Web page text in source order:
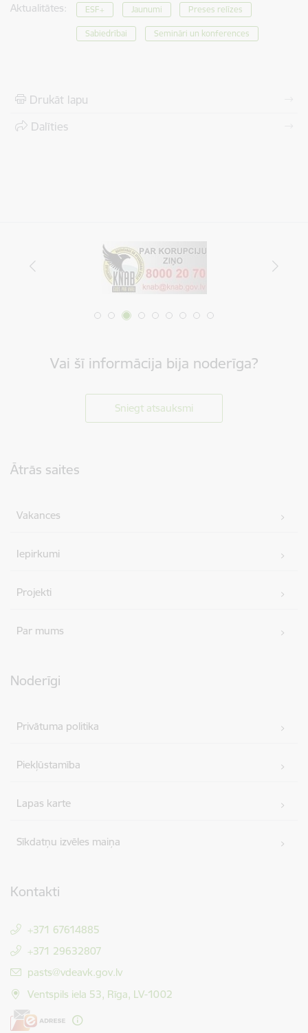
Aktualitātes: ESF+ Jaunumi Preses relīzes
Sabiedrībai Semināri un konferences
Drukāt lapu
Dalīties
Vai šī informācija bija noderīga?
Sniegt atsauksmi
Ātrās saites
Vakances
Iepirkumi
Projekti
Par mums
Noderīgi
Privātuma politika
Piekļūstamība
Lapas karte
Sīkdatņu izvēles maiņa
Kontakti
+371 67614885
+371 29632807
E-pasts:
pasts@vdeavk.gov.lv
Ventspils iela 53, Rīga, LV-1002